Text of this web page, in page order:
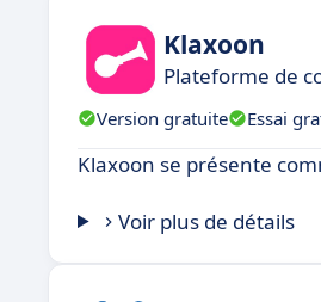
Klaxoon
Plateforme de
Version gratuite Essai
Klaxoon se présente
Voir plus de détails